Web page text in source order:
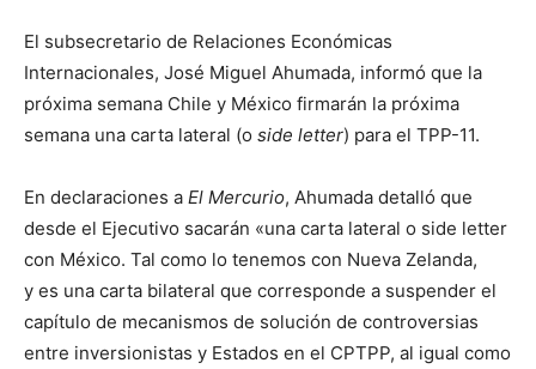
El subsecretario de Relaciones Económicas
Internacionales, José Miguel Ahumada, informó que la
próxima semana Chile y México firmarán la próxima
semana una carta lateral (o side letter) para el TPP-11.
En declaraciones a El Mercurio, Ahumada detalló que
desde el Ejecutivo sacarán «una carta lateral o side letter
con México. Tal como lo tenemos con Nueva Zelanda,
y es una carta bilateral que corresponde a suspender el
capítulo de mecanismos de solución de controversias
entre inversionistas y Estados en el CPTPP, al igual como